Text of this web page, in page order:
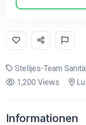
Stelljes-Team
1,200 Views
Informationen